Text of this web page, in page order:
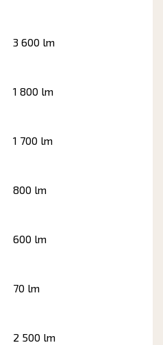
3 600 lm
1 800 lm
1 700 lm
800 lm
600 lm
70 lm
2 500 lm